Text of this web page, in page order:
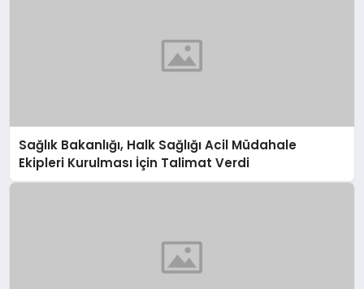
Sağlık Bakanlığı, Halk Sağlığı Acil Müdahale
Ekipleri Kurulması İçin Talimat Verdi